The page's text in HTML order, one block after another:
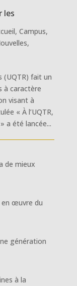
les
, Campus,
,
(UQTR) fait un
à caractère
visant à
« À l’UQTR,
a été lancée...
de mieux
en œuvre du
génération
à la